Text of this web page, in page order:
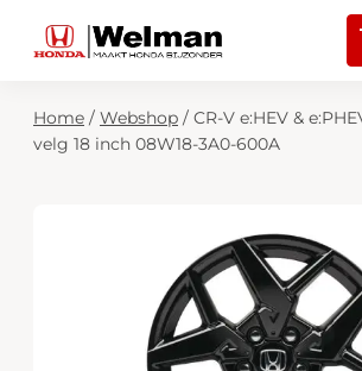
Modellen
Onderhoud en service
Zoekfunctie
Mijn Honda
Home / Webshop / CR-V e:HEV &
velg 18 inch 08W18-3A0-600A